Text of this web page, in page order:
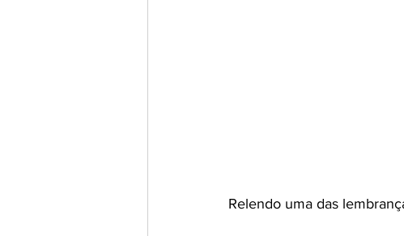
Relendo uma das